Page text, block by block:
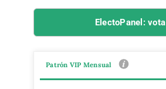
ElectoPanel: vota
Patrón VIP Mensual